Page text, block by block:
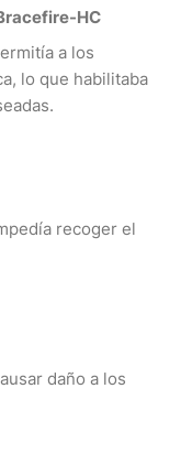
HC
a los
lo que habilitaba
recoger el
daño a los